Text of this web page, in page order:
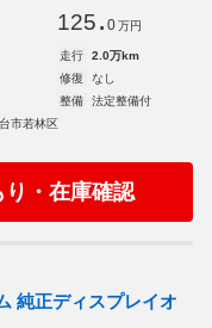
125. 0 万円
走行
2.0万km
修復
なし
整備
法定整備付
市若林区
り・在庫確認
純正ディスプレイオ